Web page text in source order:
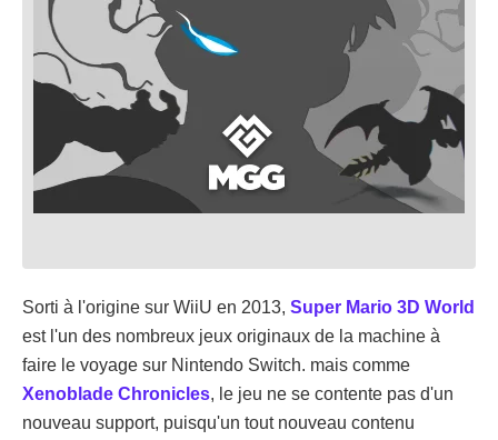
Sorti à l'origine sur WiiU en 2013, Super Mario 3D World
est l'un des nombreux jeux originaux de la machine à
faire le voyage sur Nintendo Switch. mais comme
Xenoblade Chronicles, le jeu ne se contente pas d'un
nouveau support, puisqu'un tout nouveau contenu